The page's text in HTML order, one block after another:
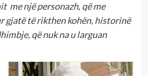
me një personazh, që me
gjatë të rikthen kohën, historinë
që nuk na u larguan